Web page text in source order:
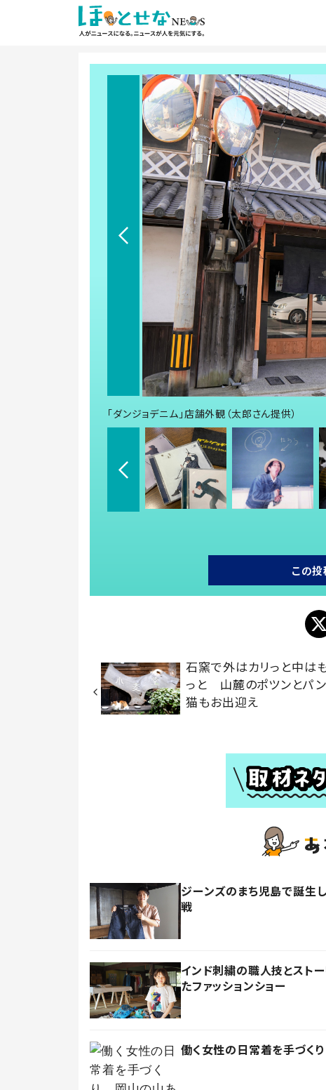
「ダンジョデニム」店舗外観（太郎さん提供）
この投
石窯で外はカリっと中は
っと 山麓のポツンとパン
猫もお出迎え
ジーンズのまち児島で誕生
戦
インド刺繍の職人技とスト
たファッションショー
働く女性の日常着を手づく